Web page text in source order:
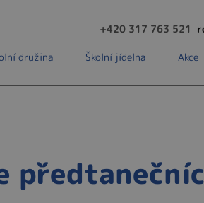
+420 317 763 521
družina Školní jídelna Akce